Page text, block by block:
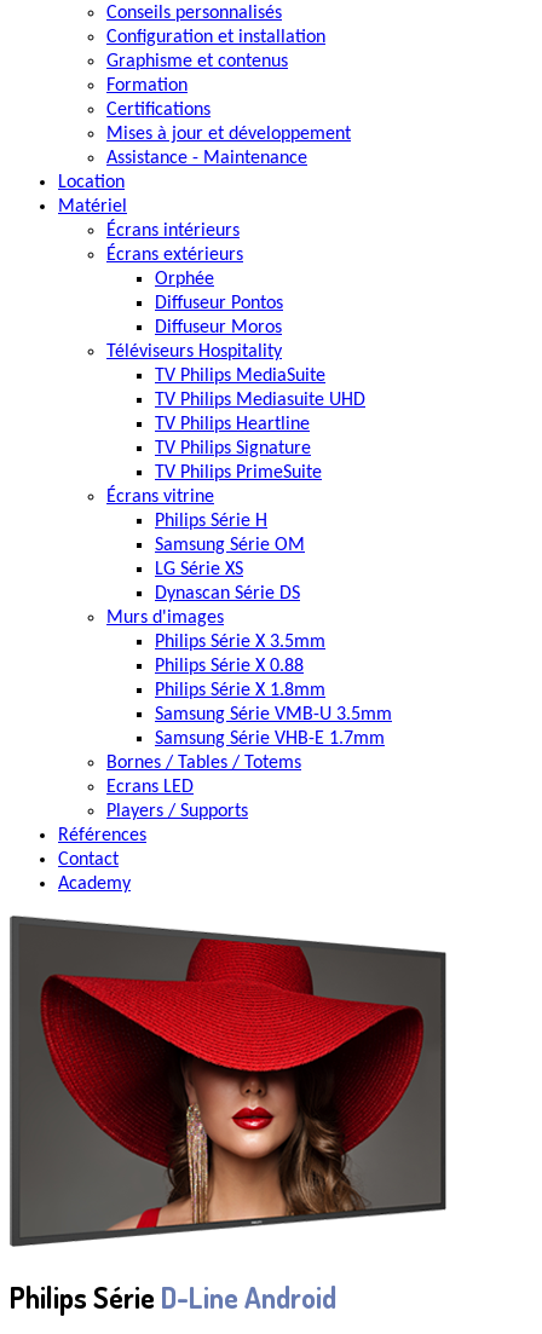
Conseils personnalisés
Configuration et installation
Graphisme et contenus
Formation
Certifications
Mises à jour et développement
Assistance - Maintenance
Location
Matériel
Écrans intérieurs
Écrans extérieurs
Orphée
Diffuseur Pontos
Diffuseur Moros
Téléviseurs Hospitality
TV Philips MediaSuite
TV Philips Mediasuite UHD
TV Philips Heartline
TV Philips Signature
TV Philips PrimeSuite
Écrans vitrine
Philips Série H
Samsung Série OM
LG Série XS
Dynascan Série DS
Murs d'images
Philips Série X 3.5mm
Philips Série X 0.88
Philips Série X 1.8mm
Samsung Série VMB-U 3.5mm
Samsung Série VHB-E 1.7mm
Bornes / Tables / Totems
Ecrans LED
Players / Supports
Références
Contact
Academy
Philips Série D-Line Android